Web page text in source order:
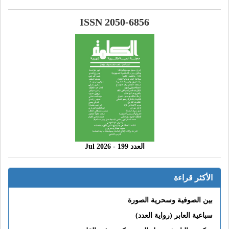
ISSN 2050-6856
العدد 199 - 2026 Jul
الأكثر قراءة
بين الصوفية وسحرية الصورة
سباعية العابر (رواية العدد)